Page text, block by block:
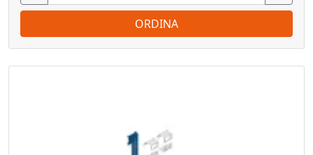
ORDINA